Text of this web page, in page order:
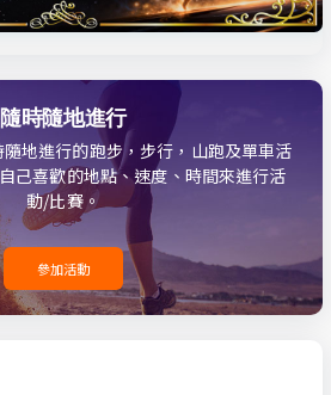
隨時隨地進行
地進行的跑步，步行，山跑及單車活
己喜歡的地點、速度、時間來進行活
動/比賽。
參加活動